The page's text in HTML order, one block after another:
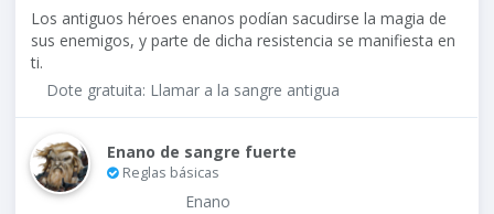
Los antiguos héroes enanos podían sacudirse la magia de
sus enemigos, y parte de dicha resistencia se manifiesta en
ti.
Dote gratuita: Llamar a la sangre antigua
Enano de sangre fuerte
Reglas básicas
Enano